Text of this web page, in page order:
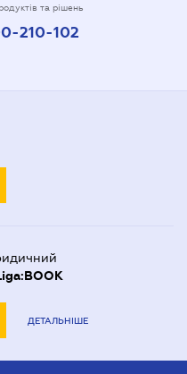
та рішень
210-102
ДЕТАЛЬНІШЕ